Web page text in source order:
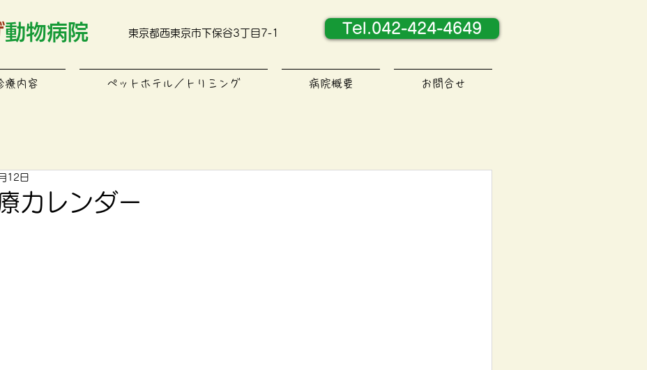
動物病院 東京都西東京市下保谷3丁目7-1 Tel.042-424-4649
療内容 ペットホテル／トリミング 病院概要 お問合せ
カレンダー
12日